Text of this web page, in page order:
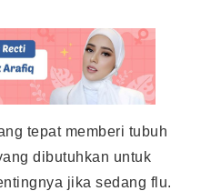
tepat memberi tubuh
dibutuhkan untuk
jika sedang flu.